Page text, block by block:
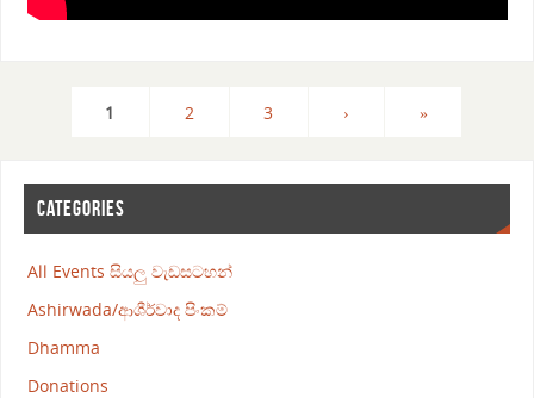
1 2 3 › »
CATEGORIES
All Events සියලු වැඩසටහන්
Ashirwada/ආශීර්වාද පිංකම්
Dhamma
Donations